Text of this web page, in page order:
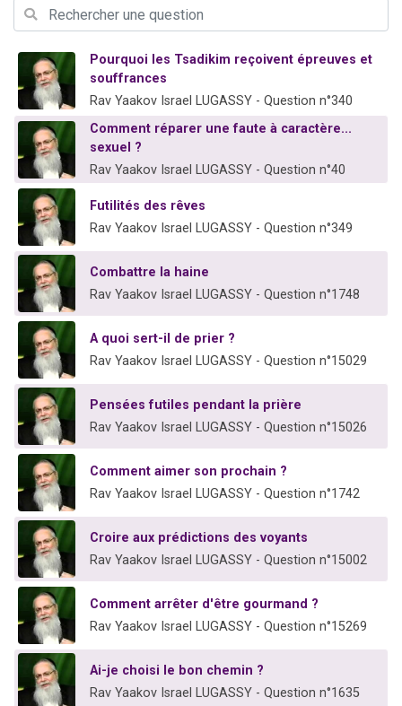
Il reste 49 places pour étudier en groupe sur Zoom
2 nouvelles musiques dans Torah-Box Music
Pourquoi les Tsadikim reçoivent épreuves et
souffrances
Rav Yaakov Israel LUGASSY - Question n°340
Comment réparer une faute à caractère...
sexuel ?
Rav Yaakov Israel LUGASSY - Question n°40
Futilités des rêves
Rav Yaakov Israel LUGASSY - Question n°349
Combattre la haine
Rav Yaakov Israel LUGASSY - Question n°1748
A quoi sert-il de prier ?
Rav Yaakov Israel LUGASSY - Question n°15029
Pensées futiles pendant la prière
Rav Yaakov Israel LUGASSY - Question n°15026
Comment aimer son prochain ?
Rav Yaakov Israel LUGASSY - Question n°1742
Croire aux prédictions des voyants
Rav Yaakov Israel LUGASSY - Question n°15002
Comment arrêter d'être gourmand ?
Rav Yaakov Israel LUGASSY - Question n°15269
Ai-je choisi le bon chemin ?
Rav Yaakov Israel LUGASSY - Question n°1635